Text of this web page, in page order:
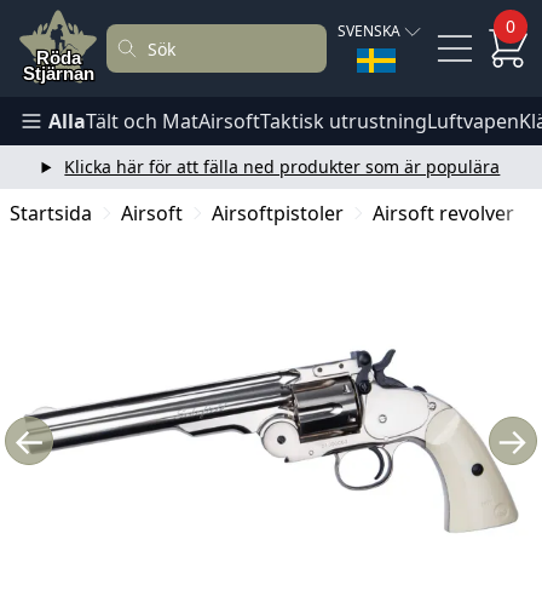
SVENSKA 0
AllaTält och MatAirsoftTaktisk utrustningLuftvapen
Klicka här för att fälla ned produkter som är populära
Startsida Airsoft Airsoftpistoler Airsoft revolver
← →